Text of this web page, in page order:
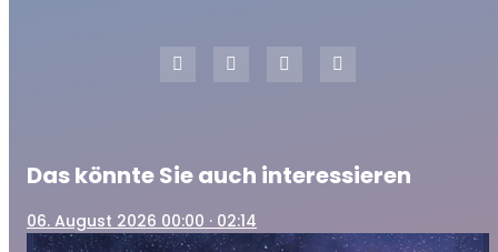
Das könnte Sie auch interessieren
06. August 2026 00:00 · 02:14